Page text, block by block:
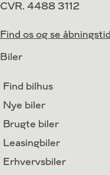
CVR. 4488 3112
Find os og se
Biler
Find bilhus
Nye biler
Brugte biler
Leasingbiler
Erhvervsbiler